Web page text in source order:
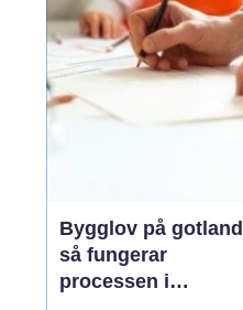
Bygglov på gotland
så fungerar
processen i